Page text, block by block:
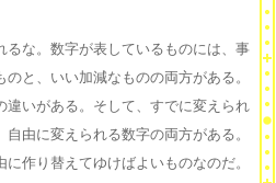
るな。数字が表しているものには、事
と、いい加減なものの両方がある。
違いがある。そして、すでに変えられ
由に変えられる数字の両方がある。
作り替えてゆけばよいものなのだ。